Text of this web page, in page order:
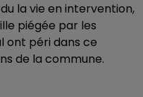
la vie en intervention,
piégée par les
ont péri dans ce
de la commune.